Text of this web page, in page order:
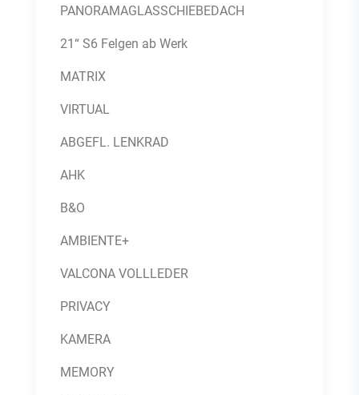
PANORAMAGLASSCHIEBEDACH
21“ S6 Felgen ab Werk
MATRIX
VIRTUAL
ABGEFL. LENKRAD
AHK
B&O
AMBIENTE+
VALCONA VOLLLEDER
PRIVACY
KAMERA
MEMORY